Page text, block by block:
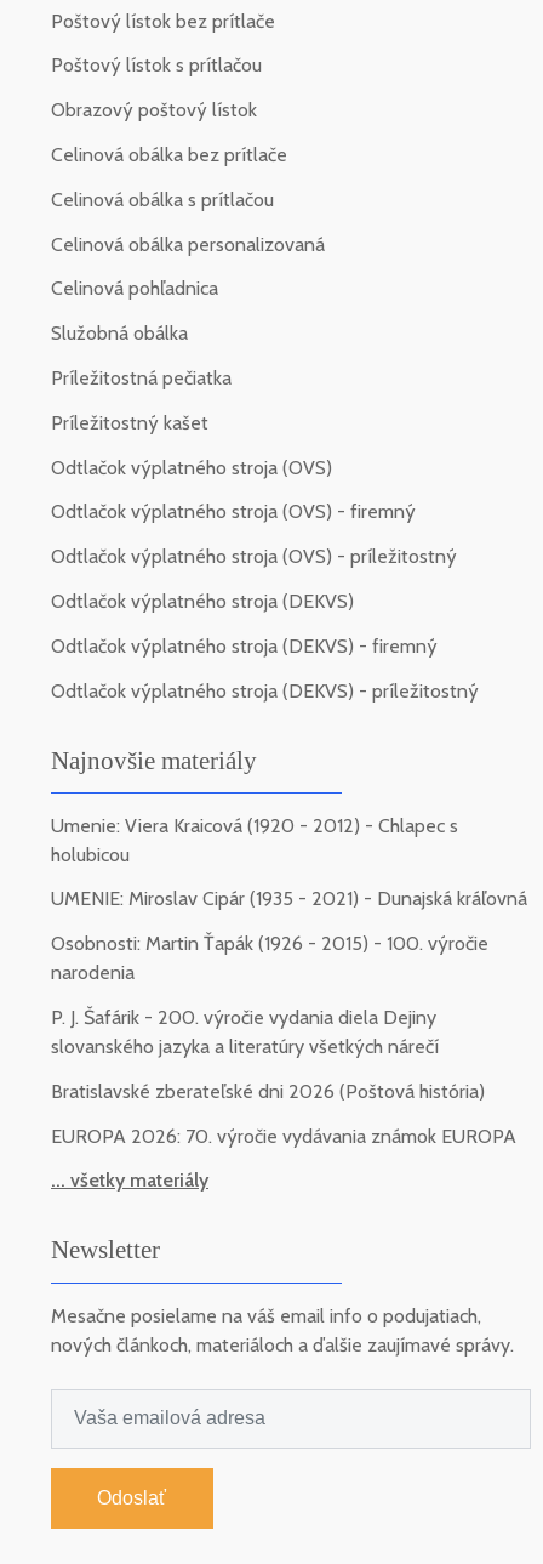
Poštový lístok bez prítlače
Poštový lístok s prítlačou
Obrazový poštový lístok
Celinová obálka bez prítlače
Celinová obálka s prítlačou
Celinová obálka personalizovaná
Celinová pohľadnica
Služobná obálka
Príležitostná pečiatka
Príležitostný kašet
Odtlačok výplatného stroja (OVS)
Odtlačok výplatného stroja (OVS) - firemný
Odtlačok výplatného stroja (OVS) - príležitostný
Odtlačok výplatného stroja (DEKVS)
Odtlačok výplatného stroja (DEKVS) - firemný
Odtlačok výplatného stroja (DEKVS) - príležitostný
Najnovšie materiály
Umenie: Viera Kraicová (1920 - 2012) - Chlapec s
holubicou
UMENIE: Miroslav Cipár (1935 - 2021) - Dunajská kráľovná
Osobnosti: Martin Ťapák (1926 - 2015) - 100. výročie
narodenia
P. J. Šafárik - 200. výročie vydania diela Dejiny
slovanského jazyka a literatúry všetkých nárečí
Bratislavské zberateľské dni 2026 (Poštová história)
EUROPA 2026: 70. výročie vydávania známok EUROPA
... všetky materiály
Newsletter
Mesačne posielame na váš email info o podujatiach,
nových článkoch, materiáloch a ďalšie zaujímavé správy.
Odoslať